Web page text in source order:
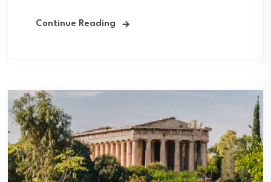
Continue Reading